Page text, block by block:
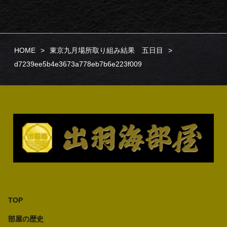
HOME
東京九月場所取り組み結果 五日目
d7239ee5b4e3673a778eb7b6e223f009
TOP
部屋の歴史